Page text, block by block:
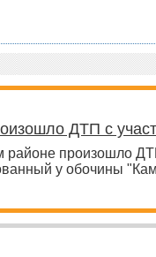
ДТП с
районе произошло
у обочины